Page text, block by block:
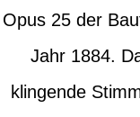
Opus 25 der
Jahr 1884.
klingende